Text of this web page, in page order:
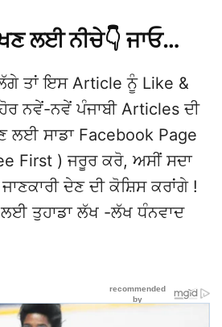
ਲਈ ਨੀਚੇ👇 ਜਾਓ…
ਤਾਂ ਇਸ Article ਨੂੰ Like &
ਨਵੇਂ-ਨਵੇਂ ਪੰਜਾਬੀ Articles ਦੀ
ਲਈ ਸਾਡਾ Facebook Page
First ) ਜਰੂਰ ਕਰੋ, ਅਸੀਂ ਸਦਾ
ਦੇਣ ਦੀ ਕੋਸ਼ਿਸ ਕਰਾਂਗੇ !
ਲਈ ਤੁਹਾਡਾ ਲੱਖ -ਲੱਖ ਧੰਨਵਾਦ